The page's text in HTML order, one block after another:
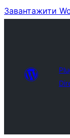
Завантажити